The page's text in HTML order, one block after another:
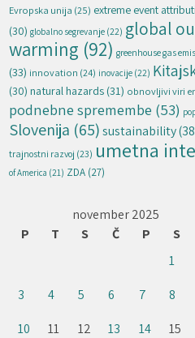
Evropska unija (25) extreme event
(30) globalno segrevanje (22) global
warming (92) greenhouse gas
(33) innovation (24) inovacije (22)
(30) natural hazards (31) obnovljivi viri
podnebne spremembe (53)
Slovenija (65) sustainability
trajnostni razvoj (23) umetna
of America (21) ZDA (27)
november 2025
P
T S Č P S
1
3
4 5 6 7 8
10
11 12 13 14 15